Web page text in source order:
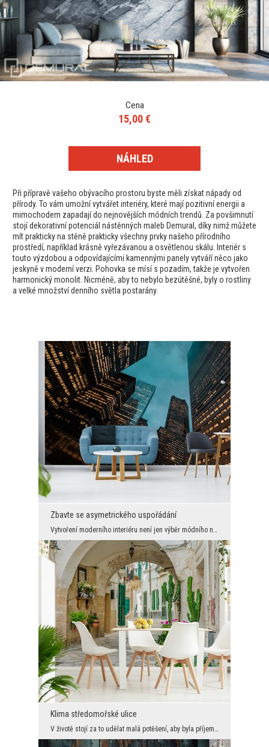
Cena
15,00 €
NÁHLED
Při přípravě vašeho obývacího prostoru byste měli získat nápady od
přírody. To vám umožní vytvářet interiéry, které mají pozitivní energii a
mimochodem zapadají do nejnovějších módních trendů. Za povšimnutí
stojí dekorativní potenciál nástěnných maleb Demural, díky nimž můžete
mít prakticky na stěně prakticky všechny prvky našeho přírodního
prostředí, například krásně vyřezávanou a osvětlenou skálu. Interiér s
touto výzdobou a odpovídajícími kamennými panely vytváří něco jako
jeskyně v moderní verzi. Pohovka se mísí s pozadím, takže je vytvořen
harmonický monolit. Nicméně, aby to nebylo bezútěšné, byly o rostliny
a velké množství denního světla postarány.
Zbavte se asymetrického uspořádání
Vytvoření moderního interiéru není jen výběr módního nábytku a jeho obklopení různými šedými odst...
Klima středomořské ulice
V životě stojí za to udělat malá potěšení, aby byla příjemnější. Mezi takové maličkosti patří nap...